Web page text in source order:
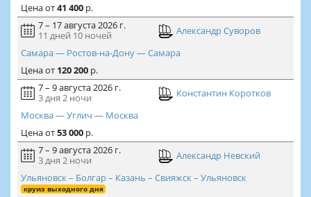
Ценаот41 400р.
7 – 17 августа 2026 г.
11 дней 10 ночей
Александр Суворов
Самара — Ростов-на-Дону — Самара
Ценаот 120 200р.
7 – 9 августа 2026 г.
3 дня 2 ночи
Константин Коротков
Москва — Углич — Москва
Ценаот53 000р.
7 – 9 августа 2026 г.
3 дня 2 ночи
Александр Невский
Ульяновск – Болгар – Казань – Свияжск – Ульяновск
круиз выходного дня